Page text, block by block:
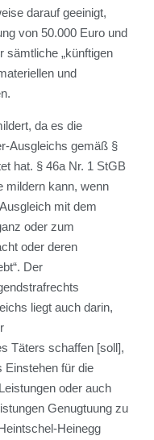
darauf geeinigt,
von 50.000 Euro und
sämtliche „künftigen
und
da es die
Ausgleichs gemäß §
hat. § 46a Nr. 1 StGB
mildern kann, wenn
mit dem
oder zum
oder deren
Der
liegt auch darin,
Täters schaffen [soll],
Einstehen für die
oder auch
Genugtuung zu
Heinegg